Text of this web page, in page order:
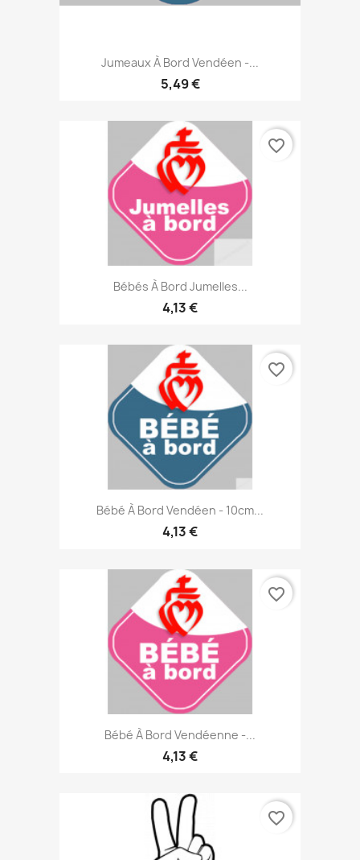
Jumeaux À Bord Vendéen -...
5,49 €
Bébés À Bord Jumelles...
4,13 €
favorite_border
Bébé À Bord Vendéen - 10cm...
4,13 €
favorite_border
Bébé À Bord Vendéenne -...
4,13 €
favorite_border
favorite_border